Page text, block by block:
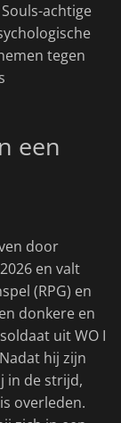
achtige
tegen
een
door
en valt
(RPG) en
donkere en
uit WO I
hij zijn
in de strijd,
overleden.